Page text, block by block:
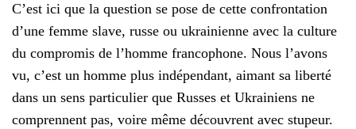
C’est ici que la question se pose de cette confrontation
d’une femme slave, russe ou ukrainienne avec la culture
du compromis de l’homme francophone. Nous l’avons
vu, c’est un homme plus indépendant, aimant sa liberté
dans un sens particulier que Russes et Ukrainiens ne
comprennent pas, voire même découvrent avec stupeur.